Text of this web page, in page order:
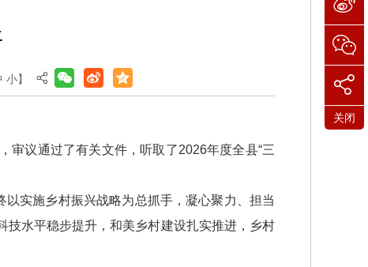
小】
审议通过了有关文件，听取了2026年度全县“三
实施乡村振兴战略为总抓手，凝心聚力、担当
技水平稳步提升，和美乡村建设扎实推进，乡村
关闭